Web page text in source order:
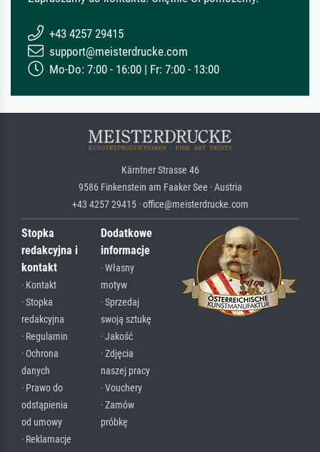
+43 4257 29415
support@meisterdrucke.com
Mo-Do: 7:00 - 16:00 | Fr: 7:00 - 13:00
Kärntner Strasse 46
9586 Finkenstein am Faaker See · Austria
+43 4257 29415 · office@meisterdrucke.com
Stopka
redakcyjna i
kontakt
· Kontakt
· Stopka
redakcyjna
· Regulamin
· Ochrona
danych
· Prawo do
odstąpienia
od umowy
· Reklamacje
Dodatkowe
informacje
· Własny
motyw
· Sprzedaj
swoją sztukę
· Jakość
· Zdjęcia
naszej pracy
· Vouchery
· Zamów
próbkę